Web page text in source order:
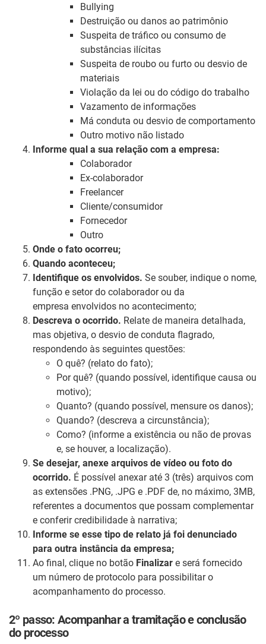
Bullying
Destruição ou danos ao patrimônio
Suspeita de tráfico ou consumo de
substâncias ilícitas
Suspeita de roubo ou furto ou desvio de
materiais
Violação da lei ou do código do trabalho
Vazamento de informações
Má conduta ou desvio de comportamento
Outro motivo não listado
Informe qual a sua relação com a empresa:
Colaborador
Ex-colaborador
Freelancer
Cliente/consumidor
Fornecedor
Outro
Onde o fato ocorreu;
Quando aconteceu;
Identifique os envolvidos. Se souber, indique o nome,
função e setor do colaborador ou da
empresa envolvidos no acontecimento;
Descreva o ocorrido. Relate de maneira detalhada,
mas objetiva, o desvio de conduta flagrado,
respondendo às seguintes questões:
O quê? (relato do fato);
Por quê? (quando possível, identifique causa ou
motivo);
Quanto? (quando possível, mensure os danos);
Quando? (descreva a circunstância);
Como? (informe a existência ou não de provas
e, se houver, a localização).
Se desejar, anexe arquivos de vídeo ou foto do
ocorrido. É possível anexar até 3 (três) arquivos com
as extensões .PNG, .JPG e .PDF de, no máximo, 3MB,
referentes a documentos que possam complementar
e conferir credibilidade à narrativa;
Informe se esse tipo de relato já foi denunciado
para outra instância da empresa;
Ao final, clique no botão Finalizar e será fornecido
um número de protocolo para possibilitar o
acompanhamento do processo.
2º passo: Acompanhar a tramitação e conclusão
do processo